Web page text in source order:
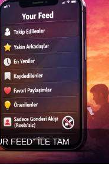
FEED” İLE TAM